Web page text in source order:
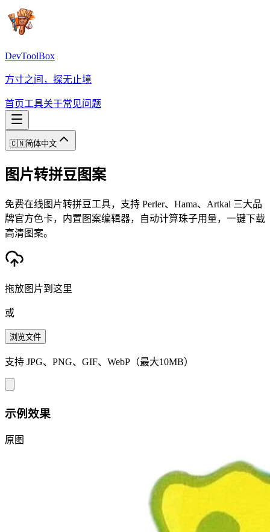
DevToolBox
方寸之间，探无止境
首页工具关于常见问题
🇨🇳简体中文
图片转拼豆图案
免费在线图片转拼豆工具，支持 Perler、Hama、Artkal 三大品
牌官方色卡，内置图案编辑器，自动计算珠子用量，一键下载
高清图案。
拖放图片到这里
或
浏览文件
支持 JPG、PNG、GIF、WebP（最大10MB）
示例效果
原图